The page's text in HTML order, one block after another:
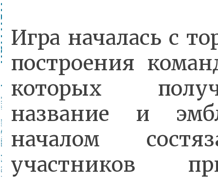
Игра началась с
построения
которых
название и
началом
участников